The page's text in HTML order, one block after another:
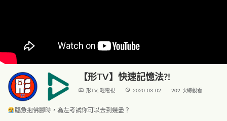
【形TV】快速記憶法?!
live_tv 形TV, 輕電視 access_time 2020-03-02 202 次總觀看
臨急抱佛腳時，為左考試你可以去到幾盡？